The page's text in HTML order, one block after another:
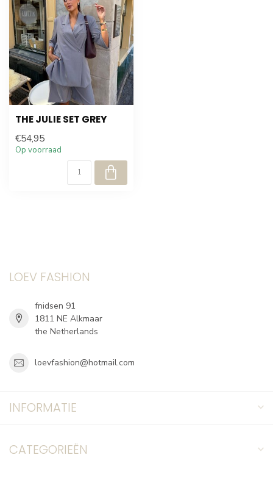
THE JULIE SET GREY
€54,95
Op voorraad
LOEV FASHION
fnidsen 91
1811 NE Alkmaar
the Netherlands
loevfashion@hotmail.com
INFORMATIE
CATEGORIEËN